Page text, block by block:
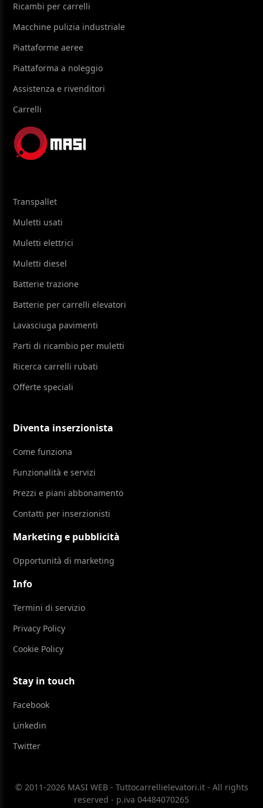
Ricambi per carrelli
Macchine pulizia industriale
Piattaforme aeree
Piattaforma a noleggio
Assistenza e rivenditori
Carrelli
Transpallet
Muletti usati
Muletti elettrici
Muletti diesel
Batterie trazione
Batterie per carrelli elevatori
Lavasciuga pavimenti
Parti di ricambio per muletti
Ricerca carrelli rubati
Offerte speciali
Diventa inserzionista
Come funziona
Funzionalità e servizi
Prezzi e piani abbonamento
Contatti per inserzionisti
Marketing e pubblicità
Opportunità di marketing
Info
Termini di servizio
Privacy Policy
Cookie Policy
Stay in touch
Facebook
Linkedin
Twitter
© 2011-2026 MASI WEB - Tuttocarrellielevatori.it - All rights
reserved - p.iva 04484070265